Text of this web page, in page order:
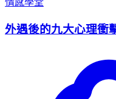
外遇後的九大心理衝